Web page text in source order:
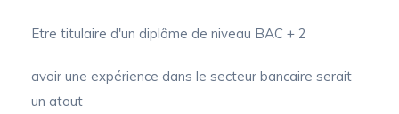
Etre titulaire d'un diplôme de niveau BAC + 2
avoir une expérience dans le secteur bancaire serait
un atout